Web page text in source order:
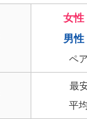
女性
男性
ペ
最
平